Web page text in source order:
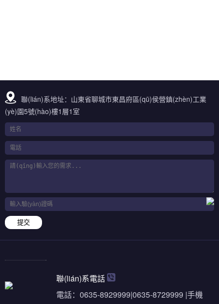
聯(lián)系地址：山東省聊城市東昌府區(qū)侯營鎮(zhèn)工業
(yè)園5號(hào)樓1層1室
提交
聯(lián)系電話
電話：0635-8929999|0635-8729999 |手機